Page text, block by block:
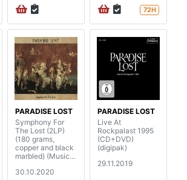
72H
PARADISE LOST
Symphony For
The Lost (2LP)
(180 grams,
copper and black
marbled) (Music
30.10.2020
PARADISE LOST
Live At
Rockpalast 1995
(CD+DVD)
(digipak)
29.11.2019